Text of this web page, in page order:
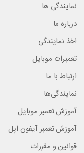
نمایندگی ها
درباره ما
اخذ نمایندگی
تعمیرات موبایل
ارتباط با ما
نمایندگی‌ها
آموزش تعمیر موبایل
آموزش تعمیر آیفون اپل
قوانین و مقررات